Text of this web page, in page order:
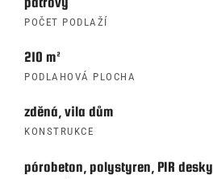
POČET PODLAŽÍ
210 m²
PODLAHOVÁ PLOCHA
zděná, vila dům
KONSTRUKCE
pórobeton, polystyren, PIR desky